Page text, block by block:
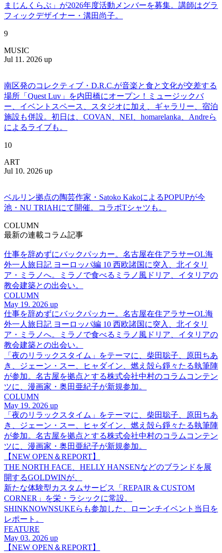
まじんくらぶ」が2026年度活動メンバーを募集。講師はグラ
フィックデザイナー・溝田尚子。
9
MUSIC
Jul 11. 2026 up
南区発のコレクティブ・D.R.C.が⾳楽と⾷と⽂化が交差する
場所「Quest Luv」を内田橋にオープン！ミュージックバ
ー、イベントスペース、スタジオに加え、ギャラリー、宿泊
施設も併設。初日は、COVAN、NEI、homarelanka、Andreら
によるライブも。
10
ART
Jul 10. 2026 up
ベルリン拠点の陶芸作家・Satoko KakoによるPOPUPが今
池・NU TRIAHにて開催。コラボTシャツも。
COLUMN
最新の連載コラム記事
仕事を辞めずにバックパッカー。名古屋在住アラサーOL海
外一人旅日記 ヨーロッパ編 10 西欧諸国に突入、北イタリ
ア・ミラノへ。ミラノで食べるミラノ風ドリア、イタリアの
教会建築との出会い。
COLUMN
May 19. 2026 up
仕事を辞めずにバックパッカー。名古屋在住アラサーOL海
外一人旅日記 ヨーロッパ編 10 西欧諸国に突入、北イタリ
ア・ミラノへ。ミラノで食べるミラノ風ドリア、イタリアの
教会建築との出会い。
「夜のリラックスタイム」をテーマに、柴田聡子、原田ちあ
き、ジェーン・スー、ヒャダイン、燃え殻ら錚々たる執筆陣
が参加。名古屋を拠点とする株式会社中村のコラムコンテン
ツに、漫画家・奥田亜紀子が新規参加。
COLUMN
May 19. 2026 up
「夜のリラックスタイム」をテーマに、柴田聡子、原田ちあ
き、ジェーン・スー、ヒャダイン、燃え殻ら錚々たる執筆陣
が参加。名古屋を拠点とする株式会社中村のコラムコンテン
ツに、漫画家・奥田亜紀子が新規参加。
【NEW OPEN＆REPORT】
THE NORTH FACE、HELLY HANSENなどのブランドを展
開するGOLDWINが、
新たな体験型カスタムサービス「REPAIR & CUSTOM
CORNER」を栄・ラシックに常設。
SHINKNOWNSUKEらも参加した、ローンチイベント当日を
レポート。
FEATURE
May 03. 2026 up
【NEW OPEN＆REPORT】